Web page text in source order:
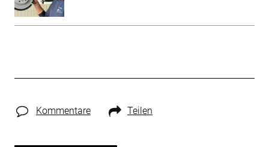
Kommentare Teilen